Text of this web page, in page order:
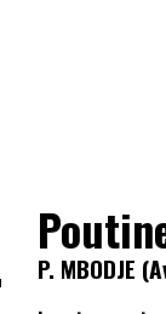
P. MBODJE